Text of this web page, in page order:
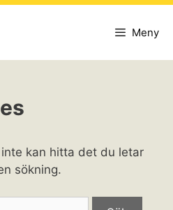
Meny
kan hitta det du letar
sökning.